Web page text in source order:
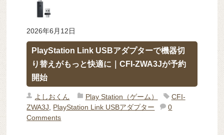
2026年6月12日
PlayStation Link USBアダプターで機器切
り替えがもっと快適に｜CFI-ZWA3Jが予約
開始
よしおくん Play Station（ゲーム）
CFI-
ZWA3J
PlayStation Link USBアダプター
0
Comments